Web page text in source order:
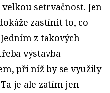
setrvačnost. Jen
zastínit to, co
z takových
výstavba
při níž by se využily
je ale zatím jen